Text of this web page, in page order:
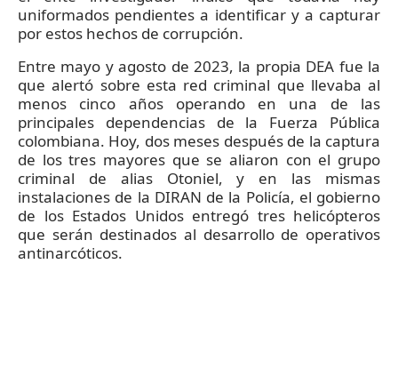
uniformados pendientes a identificar y a capturar
por estos hechos de corrupción.
Entre mayo y agosto de 2023, la propia DEA fue la
que alertó sobre esta red criminal que llevaba al
menos cinco años operando en una de las
principales dependencias de la Fuerza Pública
colombiana. Hoy, dos meses después de la captura
de los tres mayores que se aliaron con el grupo
criminal de alias Otoniel, y en las mismas
instalaciones de la DIRAN de la Policía, el gobierno
de los Estados Unidos entregó tres helicópteros
que serán destinados al desarrollo de operativos
antinarcóticos.